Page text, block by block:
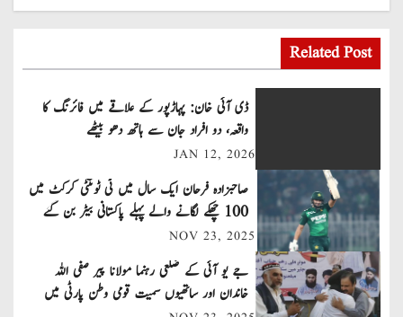
o
s
t
a
v
i
g
Related Post
ڈی آئی خان: پہاڑپور کے علاقے میں فائرنگ کا
واقعہ، دو افراد جان سے ہاتھ دھو بیٹھے
JAN 12, 2026
صاحبزادہ فرحان ایک سال میں ٹی ٹوئنٹی کرکٹ میں
100 چھکے لگانے والے پہلے پاکستانی بیٹر بن گئے
NOV 23, 2025
جے یو آئی کے ضلعی رہنما مولانا پیر صفی اللہ
خاندان اور ساتھیوں سمیت قومی وطن پارٹی میں